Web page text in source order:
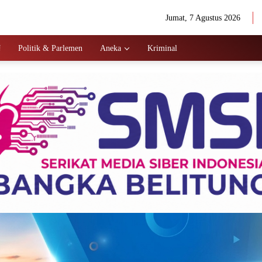
Jumat, 7 Agustus 2026
Politik & Parlemen Aneka Kriminal